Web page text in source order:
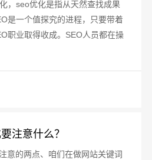
，seo优化是指从天然查找成果
是一个值探究的进程，只要带着
职业取得收成。SEO人员都在操
注意什么？
意的两点、咱们在做网站关键词